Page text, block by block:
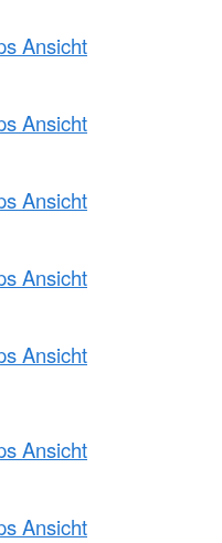
Ansicht
Ansicht
Ansicht
Ansicht
Ansicht
Ansicht
Ansicht